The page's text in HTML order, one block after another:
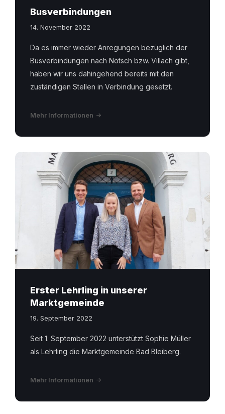
Busverbindungen
14. November 2022
Da es immer wieder Anregungen bezüglich der
Busverbindungen nach Nötsch bzw. Villach gibt,
haben wir uns dahingehend bereits mit den
zuständigen Stellen in Verbindung gesetzt.
Mehr Informationen
Erster Lehrling in unserer
Marktgemeinde
19. September 2022
Seit 1. September 2022 unterstützt Sophie Müller
als Lehrling die Marktgemeinde Bad Bleiberg.
Mehr Informationen